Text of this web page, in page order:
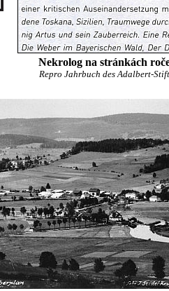
Nekrolog na stránkách
Repro Jahrbuch des Adalbert-